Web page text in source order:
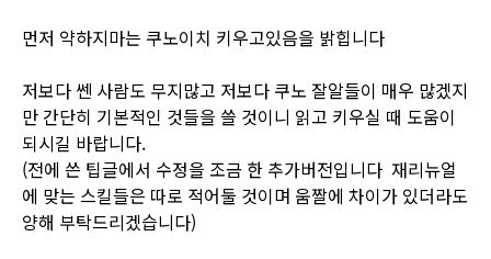
먼저 약하지마는 쿠노이치 키우고있음을 밝힙니다
저보다 쎈 사람도 무지많고 저보다 쿠노 잘알들이 매우 많겠지
만 간단히 기본적인 것들을 쓸 것이니 읽고 키우실 때 도움이
되시길 바랍니다.
(전에 쓴 팁글에서 수정을 조금 한 추가버전입니다 재리뉴얼
에 맞는 스킬들은 따로 적어둘 것이며 움짤에 차이가 있더라도
양해 부탁드리겠습니다)